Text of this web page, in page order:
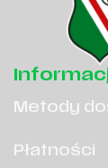
Metody
Płatności